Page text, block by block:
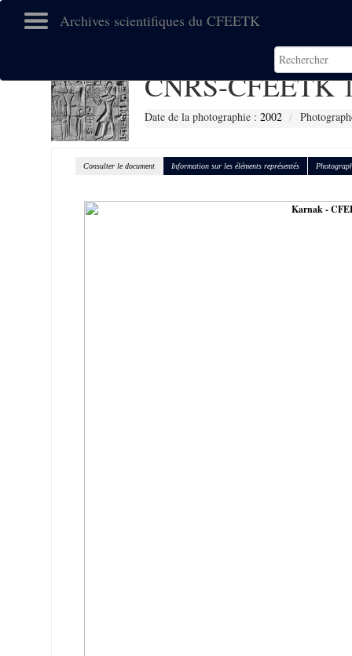
Archives scientifiques du CFEETK
CNRS-CFEETK
Date de la photographie : 2002
Consulter le document Information sur les éléments représentés